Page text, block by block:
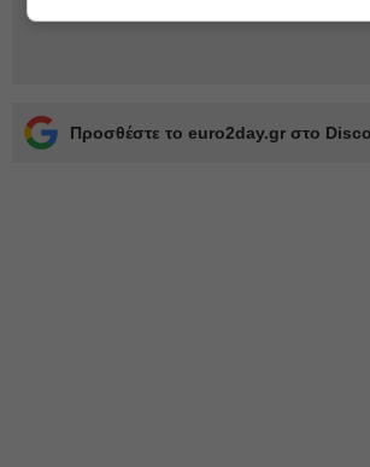
Προσθέστε το euro2day.gr στο